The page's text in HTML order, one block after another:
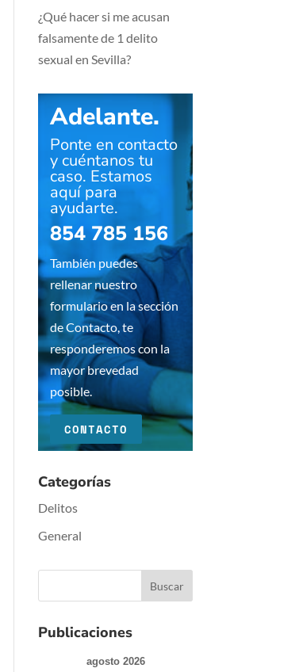
¿Qué hacer si me acusan
falsamente de 1 delito
sexual en Sevilla?
Adelante.
Ponte en contacto
y cuéntanos tu
caso. Estamos
aquí para
ayudarte.
854 785 156
También puedes
rellenar nuestro
formulario en la sección
de Contacto, te
responderemos con la
mayor brevedad
posible.
CONTACTO
Categorías
Delitos
General
Publicaciones
agosto 2026